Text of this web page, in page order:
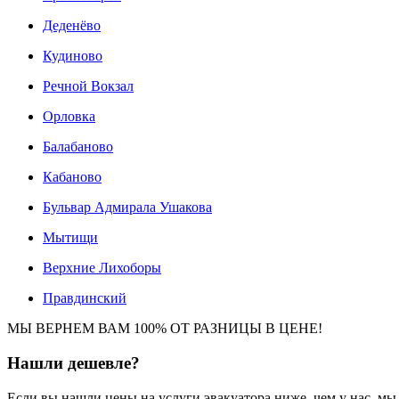
Деденёво
Кудиново
Речной Вокзал
Орловка
Балабаново
Кабаново
Бульвар Адмирала Ушакова
Мытищи
Верхние Лихоборы
Правдинский
МЫ ВЕРНЕМ ВАМ 100% ОТ РАЗНИЦЫ В ЦЕНЕ!
Нашли дешевле?